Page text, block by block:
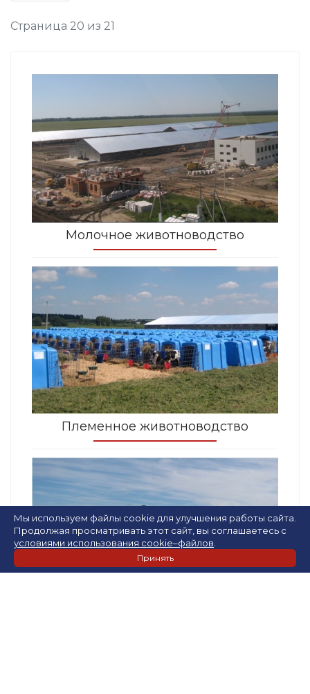
Страница 20 из 21
Молочное животноводство
Племенное животноводство
Мы используем файлы cookie для улучшения работы сайта.
Продолжая просматривать этот сайт, вы соглашаетесь с
условиями использования cookie–файлов
Принять